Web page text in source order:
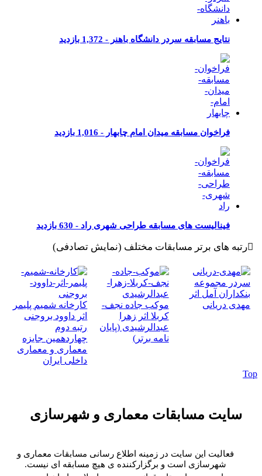
نتایج مسابقه سردر دانشگاه باهنر - 1,372 بازدید
فراخوان مسابقه میدان امام چابهار - 1,016 بازدید
فینالیست های مسابقه طراحی شهری راد - 630 بازدید
رتبه های برتر مسابقات مختلف(نمایش تصادفی)
سردر مجموعه
بنکداران آمل اثر
مهدی دریانی
موکب جاده نجف-
کربلا اثر زهرا
عبدالرشیدی (پایان
نامه برتر)
کارخانه شمیم پلیمر
اثر داوود بروجنی
رتبه دوم
چهاردهمین جایزه
معماری و معماری
داخلی ایران
سایت مسابقات معماری و شهرسازی
فعالیت این سایت در زمینه اطلاع رسانی مسابقات معماری و
شهرسازی است و برگزارکننده ی هیچ مسابقه ای نیست.